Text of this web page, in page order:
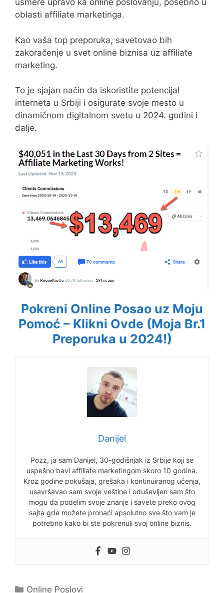
usmere upravo ka online poslovanju, posebno u
oblasti affiliate marketinga.
Kao vaša top preporuka, savetovao bih
zakoračenje u svet online biznisa uz affiliate
marketing.
To je sjajan način da iskoristite potencijal
interneta u Srbiji i osigurate svoje mesto u
dinamičnom digitalnom svetu u 2024. godini i
dalje.
Pokreni Online Posao uz Moju
Pomoć – Klikni Ovde (Moja Br.1
Preporuka u 2024!)
Danijel
Pozz, ja sam Danijel, 30-godišnjak iz Srbije koji se
uspešno bavi affiliate marketingom skoro 10 godina.
Kroz godine pokušaja, grešaka i kontinuiranog učenja,
usavršavao sam svoje veštine i oduševljen sam što
mogu da podelim svoje znanje i savete preko ovog
sajta gde možete pronaći apsolutno sve što vam je
potrebno kako bi ste pokrenuli svoj online biznis.
Categories
Online Poslovi